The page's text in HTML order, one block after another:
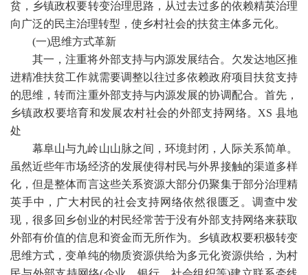
贫，乡镇政权要转变治理思路，从过去过多的依赖精英治理
向广泛的民主治理转型，使乡村社会的扶贫主体多元化。
(一)思维方式革新
其一，注重将外部支持与内源发展结合。欠发达地区推
进精准扶贫工作就需要调整以往过多依赖政府项目扶贫支持
的思维，转而注重外部支持与内源发展的协调配合。首先，
乡镇政权要培育和发展农村社会的外部支持网络。 XS 县地
处
幕阜山与九岭山山脉之间，环境封闭，人际关系简单。
虽然近些年市场经济的发展使得村民与外界接触的渠道多样
化，但是整体而言这些关系资源大部分仍聚集于部分治理精
英手中，广大村民的社会支持网络依然很匮乏。调查中发
现，很多回乡创业的村民经常苦于没有外部支持网络来获取
外部有价值的信息和资金而无所作为。乡镇政权要积极转变
思维方式，变单纯的物质资源供给为多元化资源供给，为村